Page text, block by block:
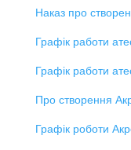
Наказ про
Графік работи
Графік работи
Про створення
Графік роботи